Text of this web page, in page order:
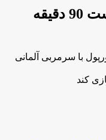
کلوپ: استوریج از من خواست 90 دقیقه
با سرمربی آلمانی